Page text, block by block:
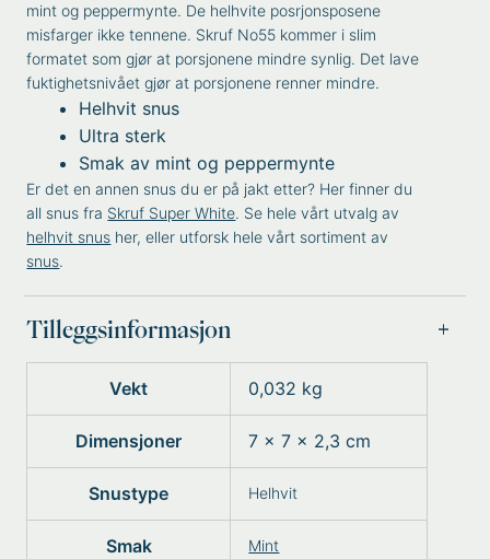
mint og peppermynte. De helhvite posrjonsposene
misfarger ikke tennene. Skruf No55 kommer i slim
formatet som gjør at porsjonene mindre synlig. Det lave
fuktighetsnivået gjør at porsjonene renner mindre.
Helhvit snus
Ultra sterk
Smak av mint og peppermynte
Er det en annen snus du er på jakt etter? Her finner du
all snus fra Skruf Super White. Se hele vårt utvalg av
helhvit snus her, eller utforsk hele vårt sortiment av
snus.
Tilleggsinformasjon
Vekt 0,032 kg
Dimensjoner 7 × 7 × 2,3 cm
Snustype Helhvit
Smak Mint